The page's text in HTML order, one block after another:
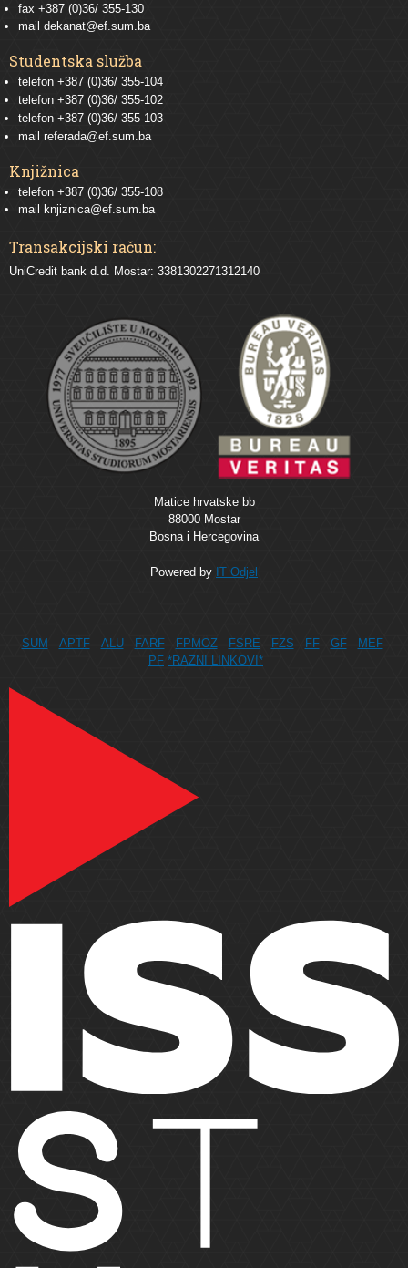
fax +387 (0)36/ 355-130
mail dekanat@ef.sum.ba
Studentska služba
telefon +387 (0)36/ 355-104
telefon +387 (0)36/ 355-102
telefon +387 (0)36/ 355-103
mail referada@ef.sum.ba
Knjižnica
telefon +387 (0)36/ 355-108
mail
knjiznica@ef.sum.ba
Transakcijski račun:
UniCredit bank d.d. Mostar: 3381302271312140
Matice hrvatske bb
88000 Mostar
Bosna i Hercegovina
Powered by IT Odjel
SUM APTF ALU FARF FPMOZ FSRE FZS FF GF
MEF
PF *RAZNI LINKOVI*